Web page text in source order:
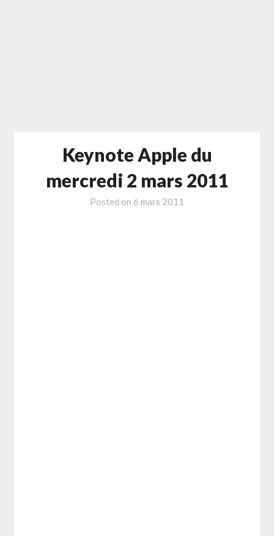
Keynote Apple du
mercredi 2 mars 2011
Posted on 6 mars 2011